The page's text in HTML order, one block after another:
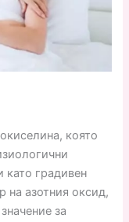
която
като градивен
на азотния оксид,
за